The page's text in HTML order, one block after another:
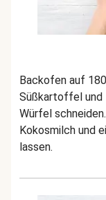
Backofen auf
Süßkartoffel und
Würfel
Kokosmilch und
lassen.